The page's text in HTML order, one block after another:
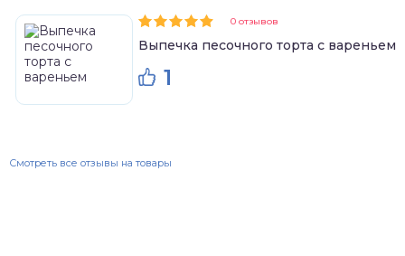
0 отзывов
Выпечка песочного торта с вареньем
1
Смотреть все отзывы на товары